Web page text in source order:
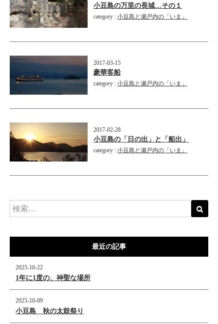
小豆島の万里の長城…その１
category : 小豆島と瀬戸内の「いま」
2017-03-15
豪華客船
category : 小豆島と瀬戸内の「いま」
2017-02-28
小豆島の「日の出」と「船出」
category : 小豆島と瀬戸内の「いま」
最近の記事
2025-10-22
1年に1度の、神聖な場所
2025-10-09
小豆島 秋の太鼓祭り